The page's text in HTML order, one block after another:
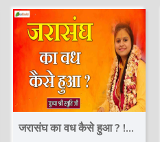
Pujya Aniruddhacharya
Ji Maharaj
जरासंघ का वध कैसे हुआ ? !